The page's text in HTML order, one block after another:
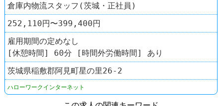
倉庫内物流スタッフ(茨城・正社員)
252,110円〜399,400円
雇用期間の定めなし
[休憩時間] 60分 [時間外労働時間] あり
茨城県稲敷郡阿見町星の里26-2
ハローワークインターネット